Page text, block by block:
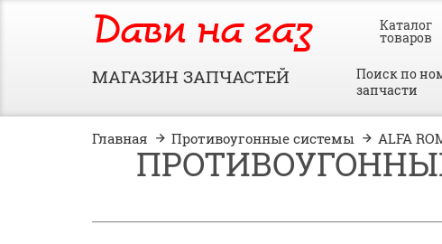
Дави на газ
МАГАЗИН ЗАПЧАСТЕЙ
Каталог
товаров
Поиск по
запчасти
Главная Противоугонные системы ALFA
ПРОТИВОУГОННЫЕ